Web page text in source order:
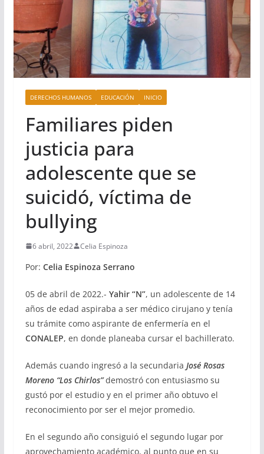
DERECHOS HUMANOS EDUCACIÓN INICIO
Familiares piden
justicia para
adolescente que se
suicidó, víctima de
bullying
6 abril, 2022 Celia Espinoza
Por: Celia Espinoza Serrano
05 de abril de 2022.- Yahir “N”, un adolescente de 14
años de edad aspiraba a ser médico cirujano y tenía
su trámite como aspirante de enfermería en el
CONALEP, en donde planeaba cursar el bachillerato.
Además cuando ingresó a la secundaria José Rosas
Moreno “Los Chirlos”demostró con entusiasmo su
gustó por el estudio y en el primer año obtuvo el
reconocimiento por ser el mejor promedio.
En el segundo año consiguió el segundo lugar por
aprovechamiento académico, al punto que en su